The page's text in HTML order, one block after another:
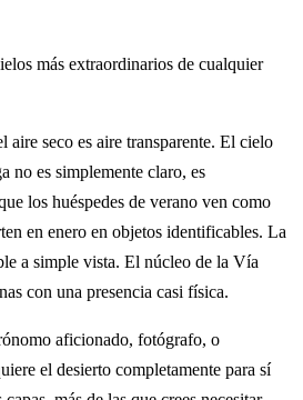
más extraordinarios de cualquier
aire seco es aire transparente. El cielo
no es simplemente claro, es
los huéspedes de verano ven como
en enero en objetos identificables. La
a simple vista. El núcleo de la Vía
con una presencia casi física.
aficionado, fotógrafo, o
el desierto completamente para sí